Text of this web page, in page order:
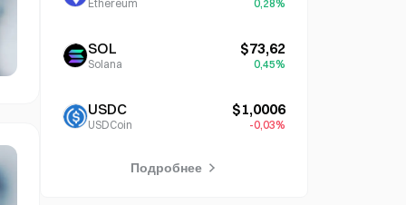
Ethereum 0,28%
SOL
Solana
$73,62
0,45%
USDC
USDCoin
$1,0006
-0,03%
Подробнее